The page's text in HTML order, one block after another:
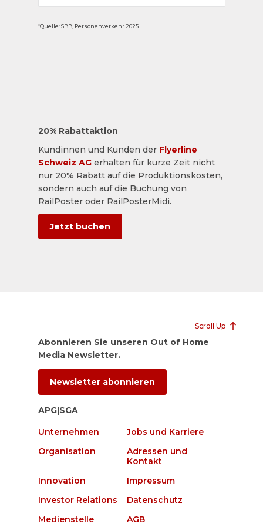
*Quelle: SBB, Personenverkehr 2025
20% Rabattaktion
Kundinnen und Kunden der Flyerline
Schweiz AG erhalten für kurze Zeit nicht
nur 20% Rabatt auf die Produktionskosten,
sondern auch auf die Buchung von
RailPoster oder RailPosterMidi.
Jetzt buchen
Scroll Up
Abonnieren Sie unseren Out of Home
Media Newsletter.
Newsletter abonnieren
APG|SGA
Unternehmen
Jobs und Karriere
Organisation
Adressen und
Kontakt
Innovation
Impressum
Investor Relations
Datenschutz
Medienstelle
AGB